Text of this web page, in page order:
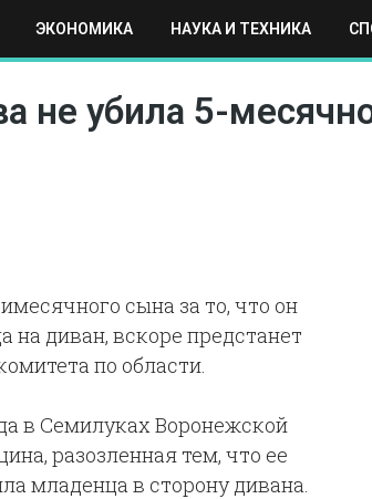
ЭКОНОМИКА НАУКА И ТЕХНИКА
МОСКВА РЕГИОНЫ МИР
убила 5-
сына за то, что он
диван, вскоре предстанет
по области.
в Семилуках Воронежской
разозленная тем, что ее
младенца в сторону дивана.